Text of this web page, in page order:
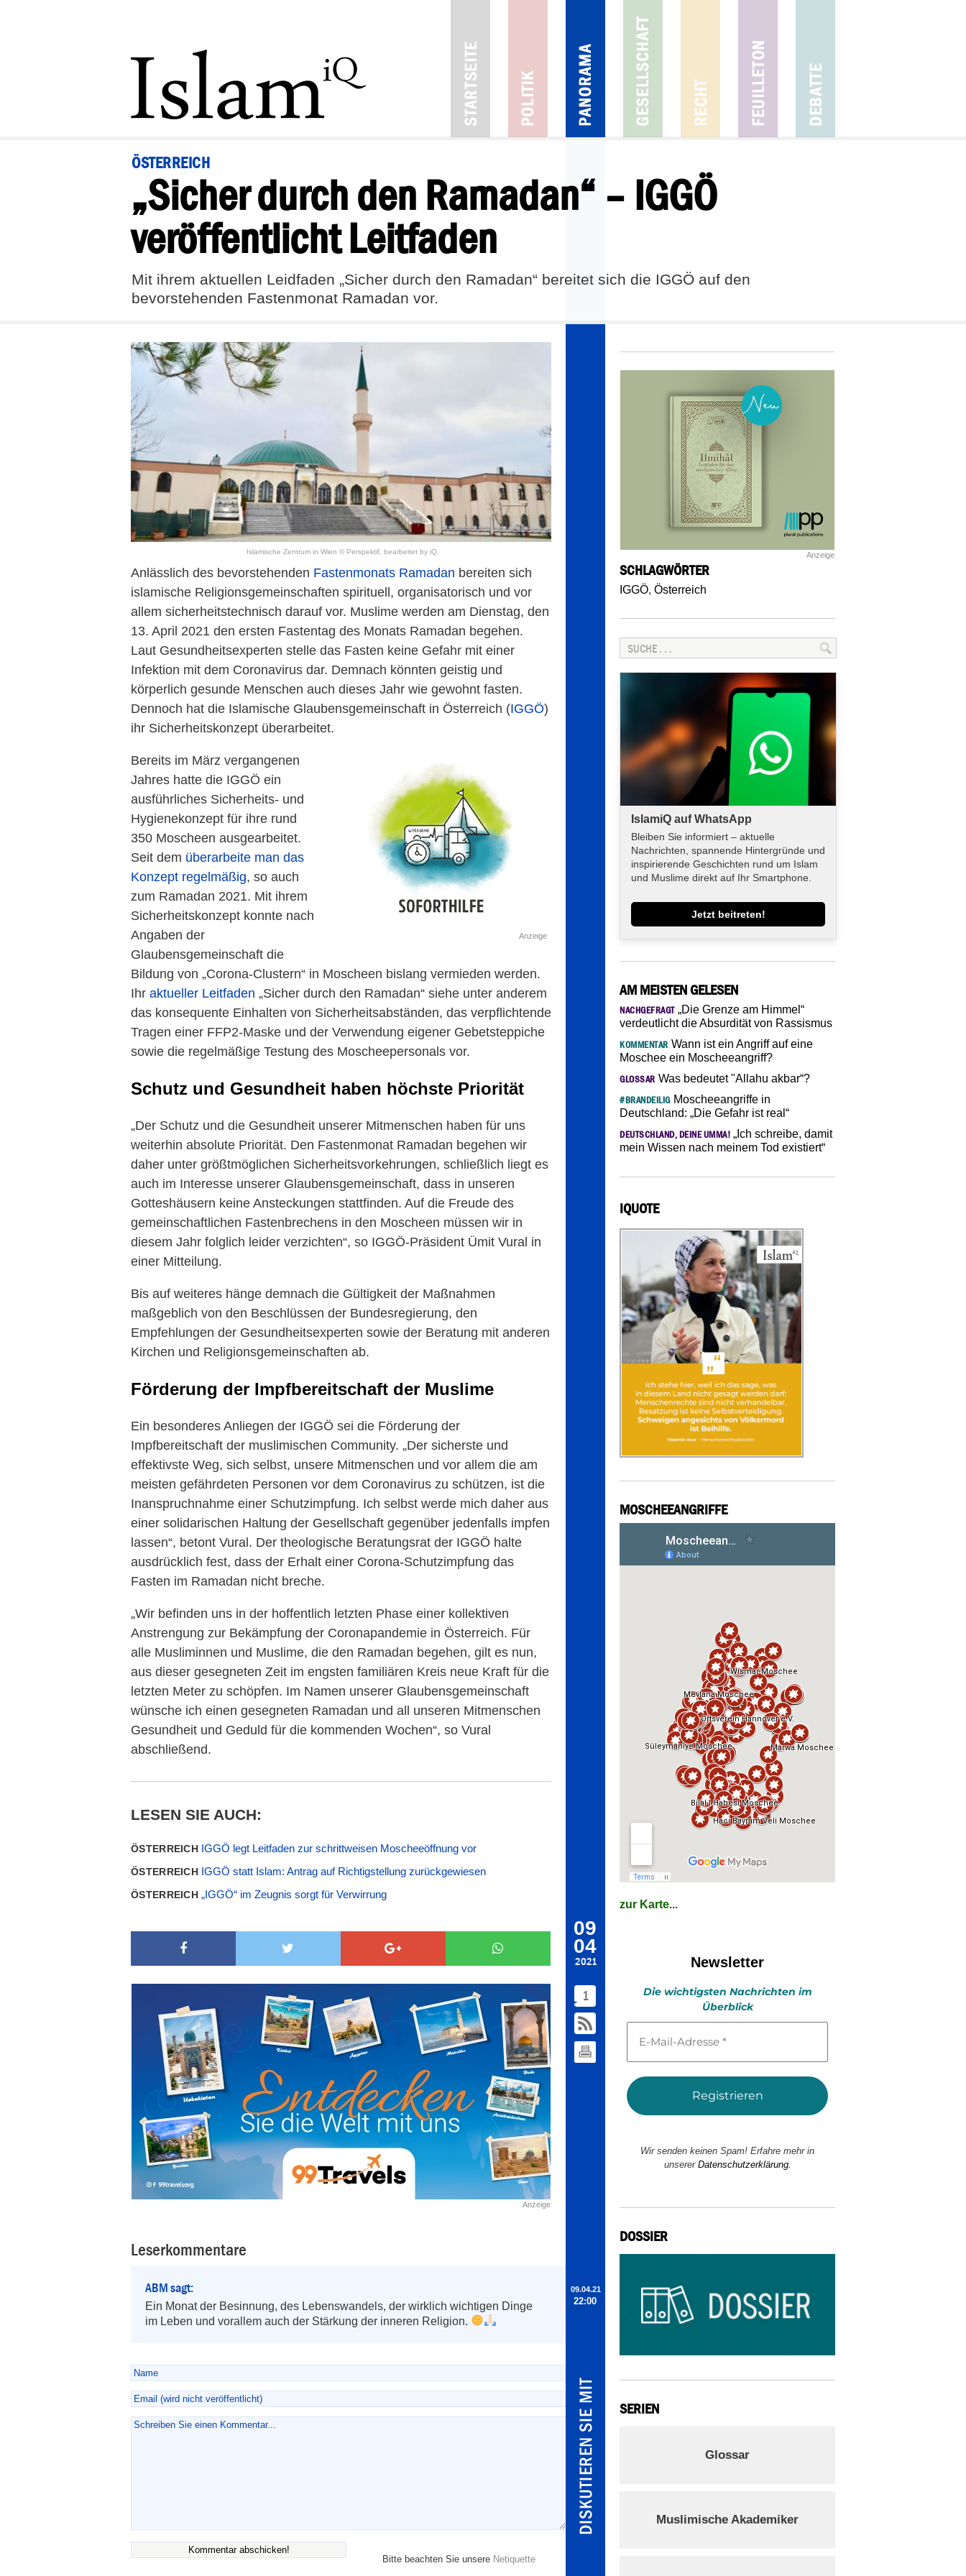
ÖSTERREICH
„Sicher durch den Ramadan“ – IGGÖ
veröffentlicht Leitfaden
Mit ihrem aktuellen Leidfaden „Sicher durch den Ramadan“ bereitet sich die IGGÖ auf den
bevorstehenden Fastenmonat Ramadan vor.
09
04
2021
1
Islamische Zentrum in Wien © Perspektif, bearbeitet by iQ.
Anlässlich des bevorstehenden Fastenmonats Ramadan bereiten sich
islamische Religionsgemeinschaften spirituell, organisatorisch und vor
allem sicherheitstechnisch darauf vor. Muslime werden am Dienstag, den
13. April 2021 den ersten Fastentag des Monats Ramadan begehen.
Laut Gesundheitsexperten stelle das Fasten keine Gefahr mit einer
Infektion mit dem Coronavirus dar. Demnach könnten geistig und
körperlich gesunde Menschen auch dieses Jahr wie gewohnt fasten.
Dennoch hat die Islamische Glaubensgemeinschaft in Österreich (IGGÖ)
ihr Sicherheitskonzept überarbeitet.
Anzeige
Bereits im März vergangenen
Jahres hatte die IGGÖ ein
ausführliches Sicherheits- und
Hygienekonzept für ihre rund
350 Moscheen ausgearbeitet.
Seit dem überarbeite man das
Konzept regelmäßig, so auch
zum Ramadan 2021. Mit ihrem
Sicherheitskonzept konnte nach
Angaben der
Glaubensgemeinschaft die
Bildung von „Corona-Clustern“ in Moscheen bislang vermieden werden.
Ihr aktueller Leitfaden „Sicher durch den Ramadan“ siehe unter anderem
das konsequente Einhalten von Sicherheitsabständen, das verpflichtende
Tragen einer FFP2-Maske und der Verwendung eigener Gebetsteppiche
sowie die regelmäßige Testung des Moscheepersonals vor.
Schutz und Gesundheit haben höchste Priorität
„Der Schutz und die Gesundheit unserer Mitmenschen haben für uns
weiterhin absolute Priorität. Den Fastenmonat Ramadan begehen wir
daher unter größtmöglichen Sicherheitsvorkehrungen, schließlich liegt es
auch im Interesse unserer Glaubensgemeinschaft, dass in unseren
Gotteshäusern keine Ansteckungen stattfinden. Auf die Freude des
gemeinschaftlichen Fastenbrechens in den Moscheen müssen wir in
diesem Jahr folglich leider verzichten“, so IGGÖ-Präsident Ümit Vural in
einer Mitteilung.
Bis auf weiteres hänge demnach die Gültigkeit der Maßnahmen
maßgeblich von den Beschlüssen der Bundesregierung, den
Empfehlungen der Gesundheitsexperten sowie der Beratung mit anderen
Kirchen und Religionsgemeinschaften ab.
Förderung der Impfbereitschaft der Muslime
Ein besonderes Anliegen der IGGÖ sei die Förderung der
Impfbereitschaft der muslimischen Community. „Der sicherste und
effektivste Weg, sich selbst, unsere Mitmenschen und vor allem die am
meisten gefährdeten Personen vor dem Coronavirus zu schützen, ist die
Inanspruchnahme einer Schutzimpfung. Ich selbst werde mich daher aus
einer solidarischen Haltung der Gesellschaft gegenüber jedenfalls impfen
lassen“, betont Vural. Der theologische Beratungsrat der IGGÖ halte
ausdrücklich fest, dass der Erhalt einer Corona-Schutzimpfung das
Fasten im Ramadan nicht breche.
„Wir befinden uns in der hoffentlich letzten Phase einer kollektiven
Anstrengung zur Bekämpfung der Coronapandemie in Österreich. Für
alle Musliminnen und Muslime, die den Ramadan begehen, gilt es nun,
aus dieser gesegneten Zeit im engsten familiären Kreis neue Kraft für die
letzten Meter zu schöpfen. Im Namen unserer Glaubensgemeinschaft
wünsche ich einen gesegneten Ramadan und all unseren Mitmenschen
Gesundheit und Geduld für die kommenden Wochen“, so Vural
abschließend.
LESEN SIE AUCH:
ÖSTERREICH IGGÖ legt Leitfaden zur schrittweisen Moscheeöffnung vor
ÖSTERREICH IGGÖ statt Islam: Antrag auf Richtigstellung zurückgewiesen
ÖSTERREICH„IGGÖ“ im Zeugnis sorgt für Verwirrung
Anzeige
Leserkommentare
ABM sagt:
Ein Monat der Besinnung, des Lebenswandels, der wirklich wichtigen Dinge
im Leben und vorallem auch der Stärkung der inneren Religion.
09.04.21
22:00
Bitte beachten Sie unsere Netiquette
Anzeige
SCHLAGWÖRTER
IGGÖ, Österreich
IslamiQ auf WhatsApp
Bleiben Sie informiert – aktuelle
Nachrichten, spannende Hintergründe und
inspirierende Geschichten rund um Islam
und Muslime direkt auf Ihr Smartphone.
Jetzt beitreten!
AM MEISTEN GELESEN
NACHGEFRAGT„Die Grenze am Himmel“
verdeutlicht die Absurdität von Rassismus
KOMMENTAR Wann ist ein Angriff auf eine
Moschee ein Moscheeangriff?
GLOSSAR Was bedeutet "Allahu akbar“?
#BRANDEILIGMoscheeangriffe in
Deutschland: „Die Gefahr ist real“
DEUTSCHLAND, DEINE UMMA! „Ich schreibe, damit
mein Wissen nach meinem Tod existiert“
IQUOTE
MOSCHEEANGRIFFE
zur Karte...
Newsletter
Die wichtigsten Nachrichten im
Überblick
Mail-
*
Wir senden keinen Spam! Erfahre mehr in
unserer Datenschutzerklärung.
DOSSIER
SERIEN
Glossar
Muslimische Akademiker